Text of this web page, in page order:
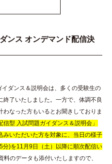
ンス オンデマンド配信決
ダンス＆説明会は、多くの受験生の
了いたしました。一方で、体調不良
なった方もいるとお聞きしておりま
信型 入試問題ガイダンス＆説明会」
みいただいた方を対象に、当日の様子
)を11月9日（土）以降に順次配信い
のデータも添付いたしますので、